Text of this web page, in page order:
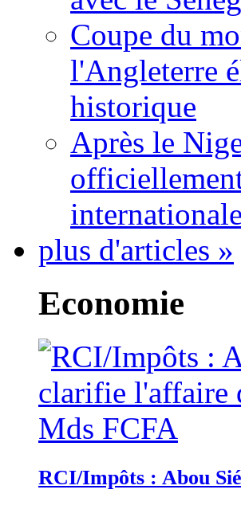
Coupe du
l'Angleterre
historique
Après le
internationale
plus d'articles »
Economie
RCI/Impôts : Abou